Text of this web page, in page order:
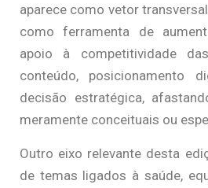
aparece como vetor
como ferramenta de
apoio à competitividade
conteúdo, posicionamento
decisão estratégica,
meramente conceituais ou
Outro eixo relevante desta
de temas ligados à saúde,